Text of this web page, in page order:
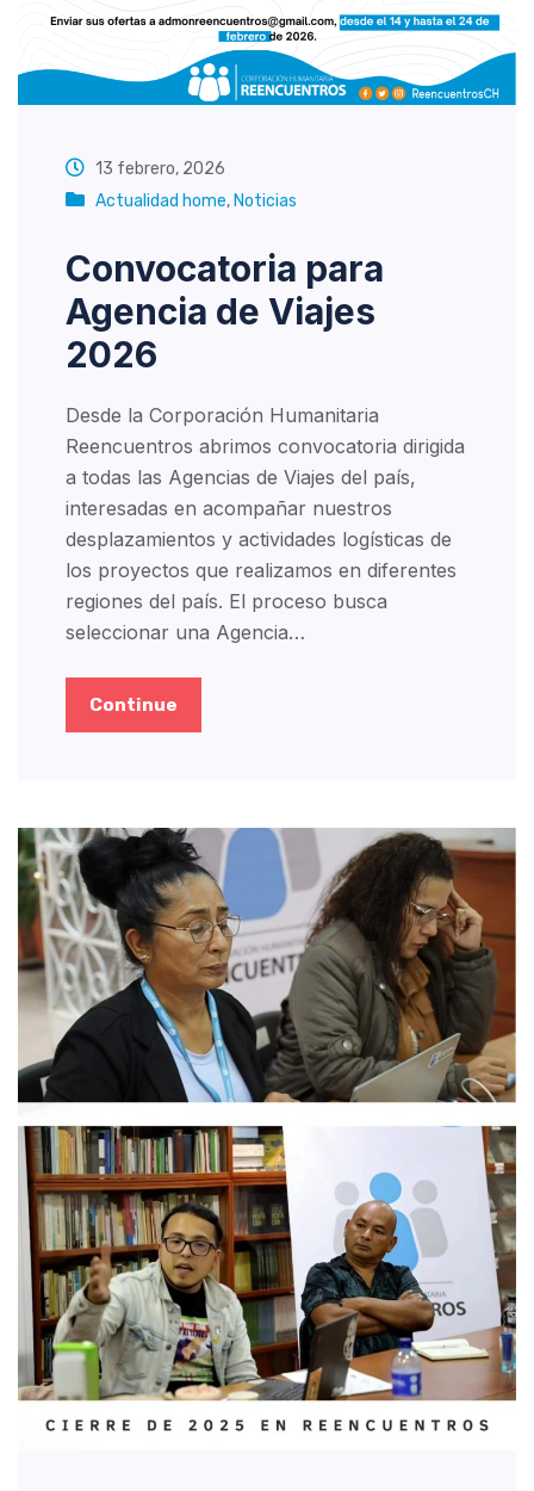
13 febrero, 2026
Actualidad home, Noticias
Convocatoria para
Agencia de Viajes
2026
Desde la Corporación Humanitaria
Reencuentros abrimos convocatoria dirigida
a todas las Agencias de Viajes del país,
interesadas en acompañar nuestros
desplazamientos y actividades logísticas de
los proyectos que realizamos en diferentes
regiones del país. El proceso busca
seleccionar una Agencia…
Continue